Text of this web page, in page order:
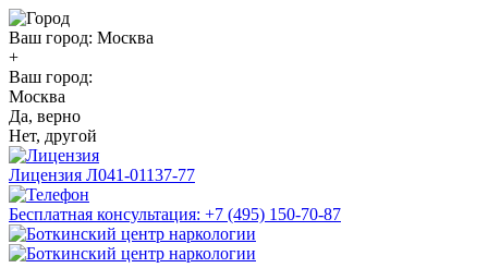
Ваш город: Москва
+
Ваш город:
Москва
Да, верно
Нет, другой
Лицензия Л041-01137-77
Бесплатная консультация: +7 (495) 150-70-87